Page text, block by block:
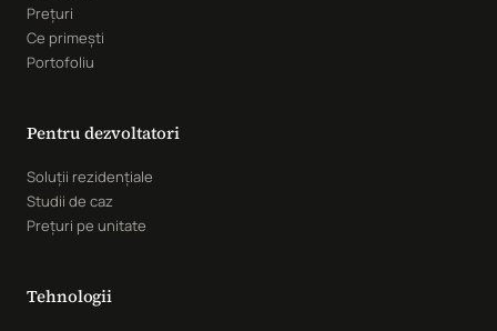
Prețuri
Ce primești
Portofoliu
Pentru dezvoltatori
Soluții rezidențiale
Studii de caz
Prețuri pe unitate
Tehnologii